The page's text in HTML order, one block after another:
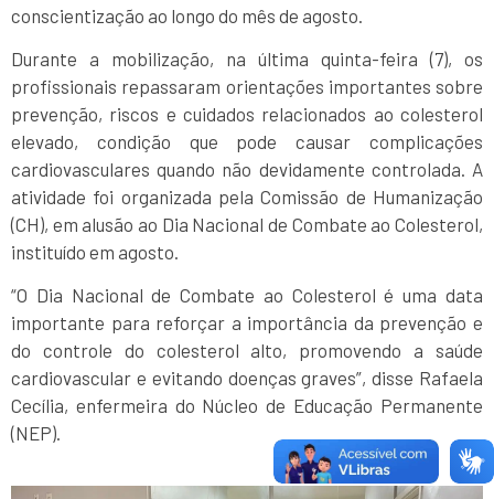
conscientização ao longo do mês de agosto.
Durante a mobilização, na última quinta-feira (7), os
profissionais repassaram orientações importantes sobre
prevenção, riscos e cuidados relacionados ao colesterol
elevado, condição que pode causar complicações
cardiovasculares quando não devidamente controlada. A
atividade foi organizada pela Comissão de Humanização
(CH), em alusão ao Dia Nacional de Combate ao Colesterol,
instituído em agosto.
“O Dia Nacional de Combate ao Colesterol é uma data
importante para reforçar a importância da prevenção e
do controle do colesterol alto, promovendo a saúde
cardiovascular e evitando doenças graves”, disse Rafaela
Cecília, enfermeira do Núcleo de Educação Permanente
(NEP).